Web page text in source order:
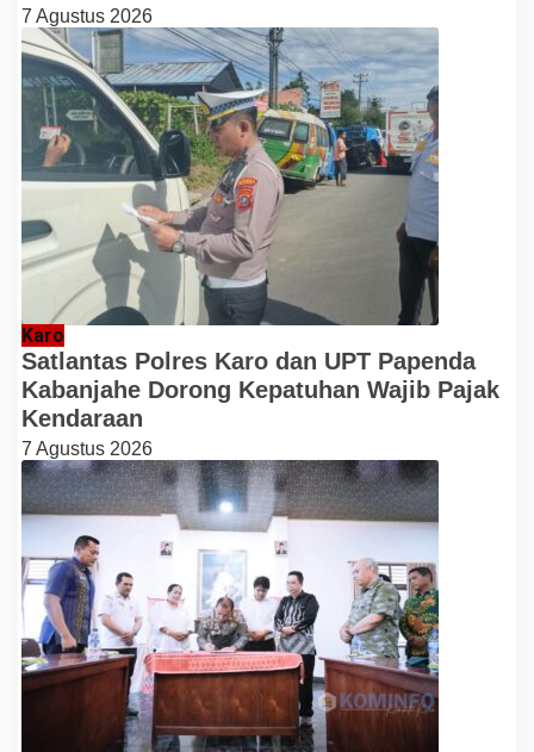
7 Agustus 2026
Karo
Satlantas Polres Karo dan UPT Papenda
Kabanjahe Dorong Kepatuhan Wajib Pajak
Kendaraan
7 Agustus 2026